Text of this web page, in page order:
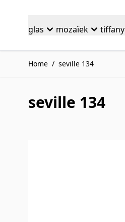
glas mozaïek tiffany
Home / seville 134
seville 134